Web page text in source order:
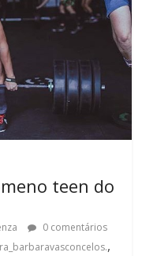
teen do
0 comentários
,